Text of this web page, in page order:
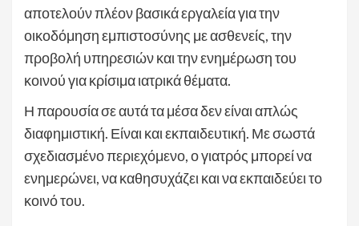
αποτελούν πλέον βασικά εργαλεία για την
οικοδόμηση εμπιστοσύνης με ασθενείς, την
προβολή υπηρεσιών και την ενημέρωση του
κοινού για κρίσιμα ιατρικά θέματα.
Η παρουσία σε αυτά τα μέσα δεν είναι απλώς
διαφημιστική. Είναι και εκπαιδευτική. Με σωστά
σχεδιασμένο περιεχόμενο, ο γιατρός μπορεί να
ενημερώνει, να καθησυχάζει και να εκπαιδεύει το
κοινό του.